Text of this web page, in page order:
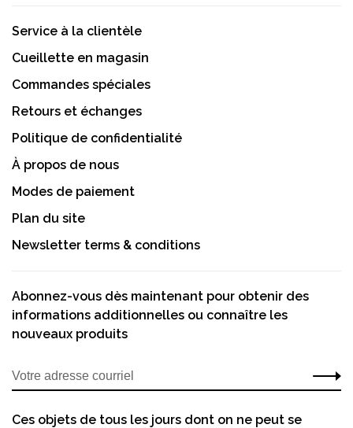
Service à la clientèle
Cueillette en magasin
Commandes spéciales
Retours et échanges
Politique de confidentialité
À propos de nous
Modes de paiement
Plan du site
Newsletter terms & conditions
Abonnez-vous dès maintenant pour obtenir des
informations additionnelles ou connaître les
nouveaux produits
Ces objets de tous les jours dont on ne peut se